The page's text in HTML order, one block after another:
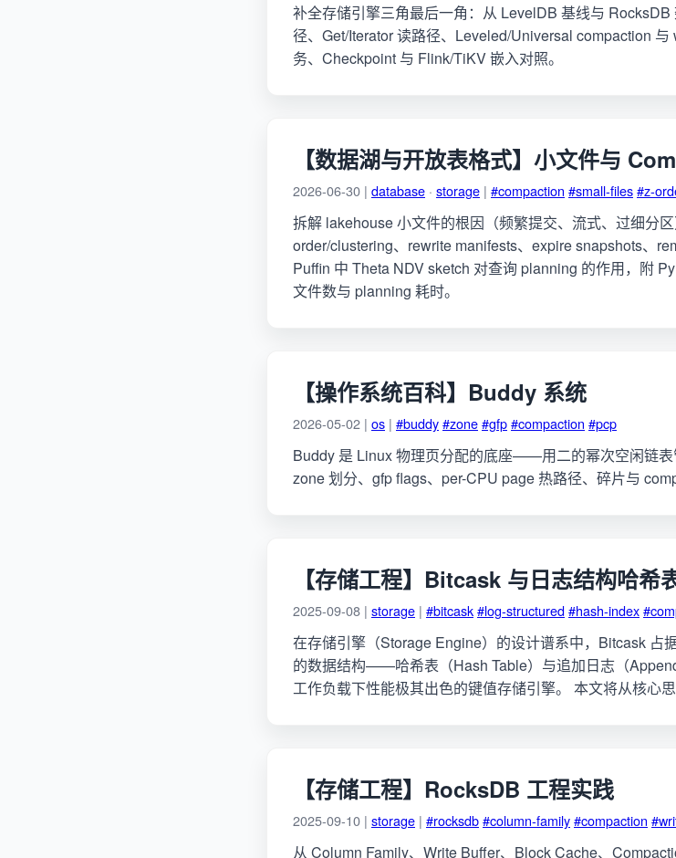
补全存储引擎三角最后一角：从 LevelDB 基线与
径、Get/Iterator 读路径、Leveled/Universal compaction
务、Checkpoint 与 Flink/TiKV 嵌入对照。
【数据湖与开放表格式】小文件与
2026-06-30 | database · storage | #compaction #small-files#z-
拆解 lakehouse 小文件的根因（频繁提交、流式、过细分
order/clustering、rewrite manifests、expire snapshots、
Puffin 中 Theta NDV sketch 对查询 planning 的作用，附
文件数与 planning 耗时。
【操作系统百科】Buddy 系统
2026-05-02 | os | #buddy#zone#gfp#compaction #pcp
Buddy 是 Linux 物理页分配的底座——用二的幂次空闲链表
zone 划分、gfp flags、per-CPU page 热路径、碎片与
【存储工程】Bitcask 与日志结构哈希
2025-09-08 | storage | #bitcask#log-structured#hash-index
在存储引擎（Storage Engine）的设计谱系中，Bitcask 占
的数据结构——哈希表（Hash Table）与追加日志（
工作负载下性能极其出色的键值存储引擎。 本文将从核心
【存储工程】RocksDB 工程实践
2025-09-10 | storage | #rocksdb#column-family#compaction
从 Column Family、Write Buffer、Block Cache、